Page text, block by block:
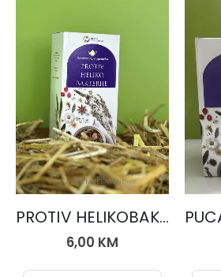
ČAJNE MJEŠAVINE
PROTIV HELIKOBAKTERIJE, čaj 50 gr.
6,00 KM